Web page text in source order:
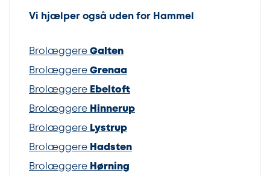
Vi hjælper også uden for Hammel
Brolæggere Galten
Brolæggere Grenaa
Brolæggere Ebeltoft
Brolæggere Hinnerup
Brolæggere Lystrup
Brolæggere Hadsten
Brolæggere Hørning